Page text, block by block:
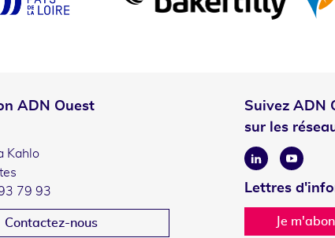
ADN Ouest
Kahlo
79 93
Contactez-nous
Suivez ADN
sur les
LinkedinYoutube
Lettres
Je